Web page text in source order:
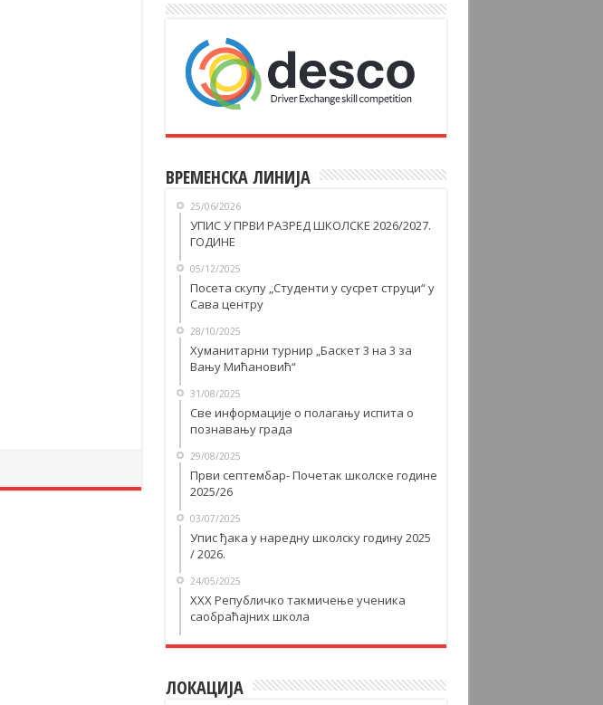
ВРЕМЕНСКА ЛИНИЈА
25/06/2026
УПИС У ПРВИ РАЗРЕД ШКОЛСКЕ 2026/2027.
ГОДИНЕ
05/12/2025
Посета скупу „Студенти у сусрет струци“ у
Савa центру
28/10/2025
Хуманитарни турнир „Баскет 3 на 3 за
Вању Мићановић“
31/08/2025
Све информације о полагању испита о
познавању града
29/08/2025
Први септембар- Почетак школске године
2025/26
03/07/2025
Упис ђака у наредну школску годину 2025
/ 2026.
24/05/2025
XXX Републичко такмичење ученика
саобраћајних школа
ЛОКАЦИЈА